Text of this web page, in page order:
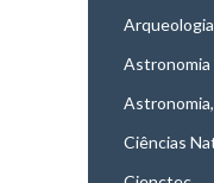
Arqueologia
Astronomia
Ciências